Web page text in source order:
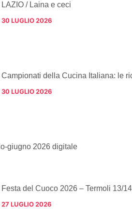
LAZIO / Laina e ceci
30 LUGLIO 2026
Campionati della Cucina Italiana: le
30 LUGLIO 2026
giugno 2026 digitale
Festa del Cuoco 2026 – Termoli 13/
27 LUGLIO 2026